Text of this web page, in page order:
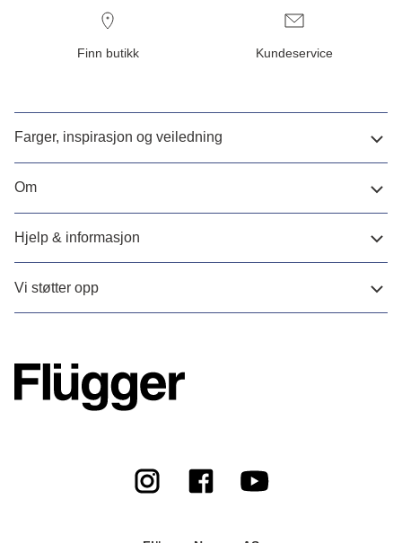
Finn butikk Kundeservice
Farger, inspirasjon og veiledning
Om
Hjelp & informasjon
Vi støtter opp